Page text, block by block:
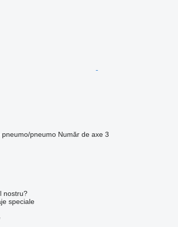
pneumo/pneumo Număr de axe 3
nostru?
speciale